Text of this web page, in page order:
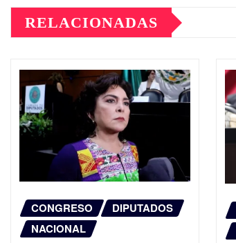
RELACIONADAS
CONGRESO
DIPUTADOS
NACIONAL